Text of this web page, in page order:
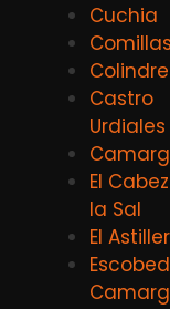
Cuchia
Comillas
Castro
Urdiales
El
la Sal
El